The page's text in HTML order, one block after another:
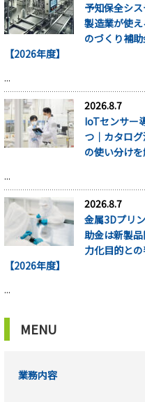
予知保全シ
製造業が使
のづくり補
【2026年度】
...
2026.8.7
IoTセンサー
つ｜カタロ
の使い分け
...
2026.8.7
金属3Dプリ
助金は新製
力化目的と
【2026年度】
...
MENU
業務内容